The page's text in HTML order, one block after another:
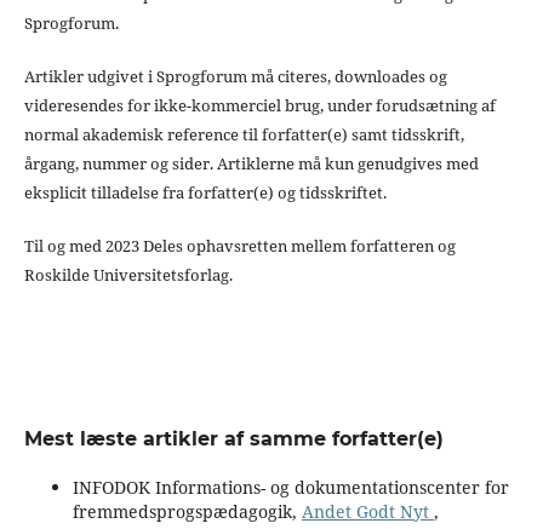
Sprogforum.
Artikler udgivet i Sprogforum må citeres, downloades og
videresendes for ikke-kommerciel brug, under forudsætning af
normal akademisk reference til forfatter(e) samt tidsskrift,
årgang, nummer og sider. Artiklerne må kun genudgives med
eksplicit tilladelse fra forfatter(e) og tidsskriftet.
Til og med 2023 Deles ophavsretten mellem forfatteren og
Roskilde Universitetsforlag.
Mest læste artikler af samme forfatter(e)
INFODOK Informations- og dokumentationscenter for
fremmedsprogspædagogik, Andet Godt Nyt ,